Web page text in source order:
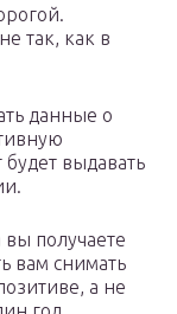
так, как в
данные о
выдавать
вы получаете
вам снимать
а не